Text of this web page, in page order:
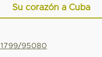
Su corazón a Cuba
95080